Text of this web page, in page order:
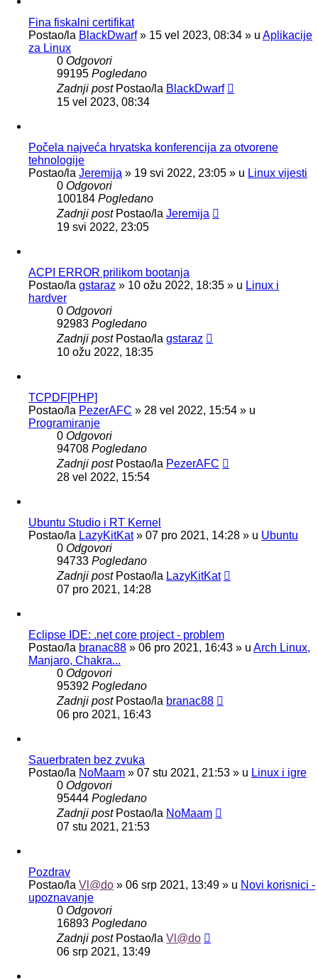
Fina fiskalni certifikat
Postao/la BlackDwarf» 15 vel 2023, 08:34 » u Aplikacije
za Linux
0 Odgovori
99195 Pogledano
Zadnji post Postao/la BlackDwarf
15 vel 2023, 08:34
Počela najveća hrvatska konferencija za otvorene
tehnologije
Postao/la Jeremija » 19 svi 2022, 23:05 » u Linux vijesti
0 Odgovori
100184 Pogledano
Zadnji post Postao/la Jeremija
19 svi 2022, 23:05
ACPI ERROR prilikom bootanja
Postao/la gstaraz » 10 ožu 2022, 18:35 » u Linux i
hardver
0 Odgovori
92983 Pogledano
Zadnji post Postao/la gstaraz
10 ožu 2022, 18:35
TCPDF[PHP]
Postao/la PezerAFC » 28 vel 2022, 15:54 » u
Programiranje
0 Odgovori
94708 Pogledano
Zadnji post Postao/la PezerAFC
28 vel 2022, 15:54
Ubuntu Studio i RT Kernel
Postao/la LazyKitKat» 07 pro 2021, 14:28 » u Ubuntu
0 Odgovori
94733 Pogledano
Zadnji post Postao/la LazyKitKat
07 pro 2021, 14:28
Eclipse IDE: .net core project - problem
Postao/la branac88 » 06 pro 2021, 16:43 » u Arch Linux,
Manjaro, Chakra...
0 Odgovori
95392 Pogledano
Zadnji post Postao/la branac88
06 pro 2021, 16:43
Sauerbraten bez zvuka
Postao/la NoMaam » 07 stu 2021, 21:53 » u Linux i igre
0 Odgovori
95444 Pogledano
Zadnji post Postao/la NoMaam
07 stu 2021, 21:53
Pozdrav
Postao/la Vl@do » 06 srp 2021, 13:49 » u Novi korisnici -
upoznavanje
0 Odgovori
16893 Pogledano
Zadnji post Postao/la Vl@do
06 srp 2021, 13:49